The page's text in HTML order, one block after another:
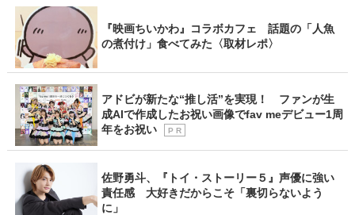
『映画ちいかわ』コラボカフェ 話題の「人魚
の煮付け」食べてみた〈取材レポ〉
アドビが新たな“推し活”を実現！ ファンが生
成AIで作成したお祝い画像でfav meデビュー1周
年をお祝い
P R
佐野勇斗、『トイ・ストーリー５』声優に強い
責任感 大好きだからこそ「裏切らないよう
に」